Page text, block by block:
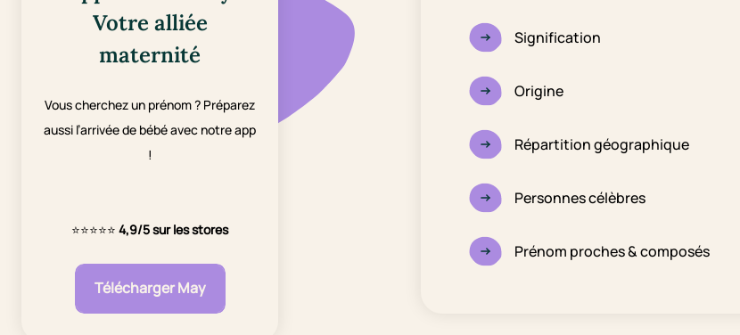
Votre alliée
maternité
Vous cherchez un prénom ? Préparez
aussi l’arrivée de bébé avec notre app
!
⭐⭐⭐⭐⭐ 4,9/5 sur les stores
Télécharger May
Signification
Origine
Répartition géographique
Personnes célèbres
Prénom proches & composés